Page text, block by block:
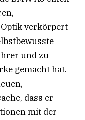
verkörpert
und zu
gemacht hat.
dass er
mit der